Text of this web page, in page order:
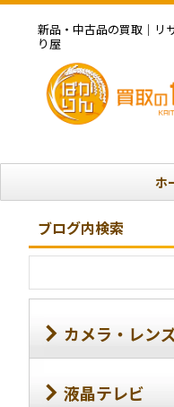
新品・中古品の買取｜リ
り屋
ホ
ブログ内検索
カメラ・レン
液晶テレビ